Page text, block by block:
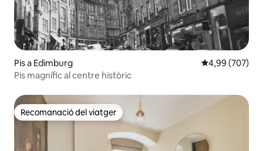
Pis a Edimburg 4,99 de
4,99 (707)
Pis magnífic al centre històric
Recomanació del viatger
Recomanació del viatger